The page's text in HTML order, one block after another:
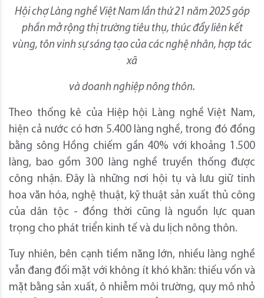
Hội chợ Làng nghề Việt Nam lần thứ 21 năm 2025 góp
phần mở rộng thị trường tiêu thụ, thúc đẩy liên kết
vùng, tôn vinh sự sáng tạo của các nghệ nhân, hợp tác
xã
và doanh nghiệp nông thôn.
Theo thống kê của Hiệp hội Làng nghề Việt Nam,
hiện cả nước có hơn 5.400 làng nghề, trong đó đồng
bằng sông Hồng chiếm gần 40% với khoảng 1.500
làng, bao gồm 300 làng nghề truyền thống được
công nhận. Đây là những nơi hội tụ và lưu giữ tinh
hoa văn hóa, nghệ thuật, kỹ thuật sản xuất thủ công
của dân tộc - đồng thời cũng là nguồn lực quan
trọng cho phát triển kinh tế và du lịch nông thôn.
Tuy nhiên, bên cạnh tiềm năng lớn, nhiều làng nghề
vẫn đang đối mặt với không ít khó khăn: thiếu vốn và
mặt bằng sản xuất, ô nhiễm môi trường, quy mô nhỏ